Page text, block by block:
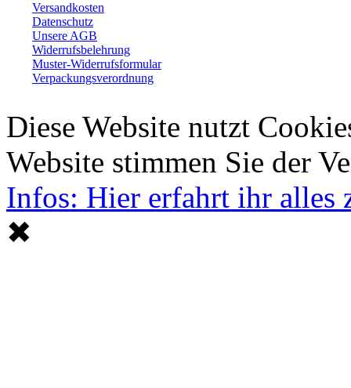
Versandkosten
Datenschutz
Unsere AGB
Widerrufsbelehrung
Muster-Widerrufsformular
Verpackungsverordnung
Diese Website nutzt
Website stimmen Sie der
Infos: Hier erfahrt ihr alles
✖